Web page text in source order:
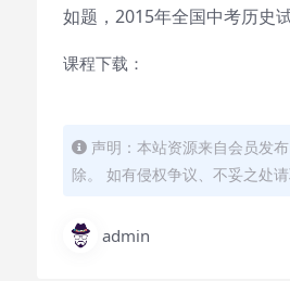
如题，2015年全国中考历史
课程下载：
声明：本站资源来自会员发
除。 如有侵权争议、不妥之处
admin